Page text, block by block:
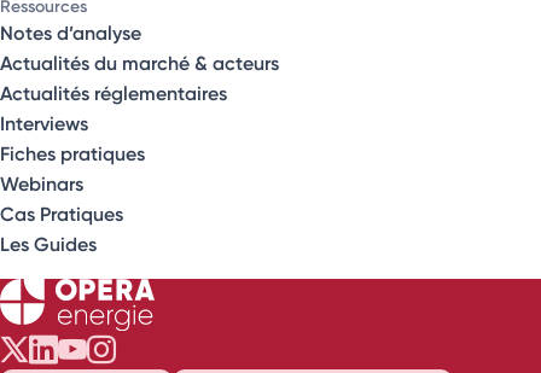
Ressources
Notes d’analyse
Actualités du marché & acteurs
Actualités réglementaires
Interviews
Fiches pratiques
Webinars
Cas Pratiques
Les Guides
Opéra Énergie sur Twitter
Opéra Énergie sur LinkedIn
Opéra Énergie sur Youtube
Opéra Énergie sur Instagram